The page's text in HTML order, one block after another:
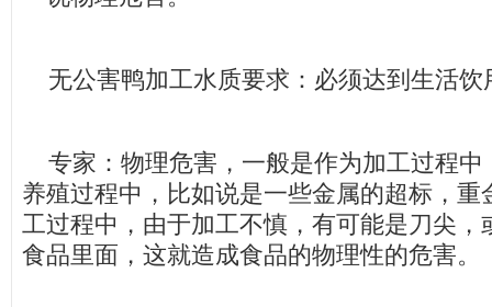
无公害鸭加工水质要求：必须达到生活饮
专家：物理危害，一般是作为加工过程中
养殖过程中，比如说是一些金属的超标，重
工过程中，由于加工不慎，有可能是刀尖，
食品里面，这就造成食品的物理性的危害。